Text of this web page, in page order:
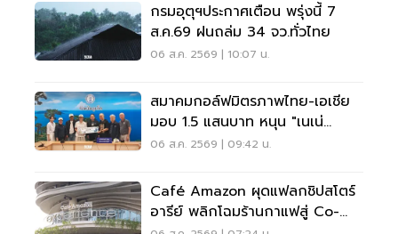
กรมอุตุฯประกาศเตือน พรุ่งนี้ 7
ส.ค.69 ฝนถล่ม 34 จว.ทั่วไทย
06 ส.ค. 2569 | 10:07 น.
สมาคมกอล์ฟมิตรภาพไทย-เอเชีย
มอบ 1.5 แสนบาท หนุน "เนเน่
รอยัล" ลุยเวทีที่สหรัฐ
06 ส.ค. 2569 | 09:42 น.
Café Amazon ผุดแฟลกชิปสโตร์
อารีย์ พลิกโฉมร้านกาแฟสู่ Co-